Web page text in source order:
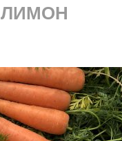
ЛИМОН